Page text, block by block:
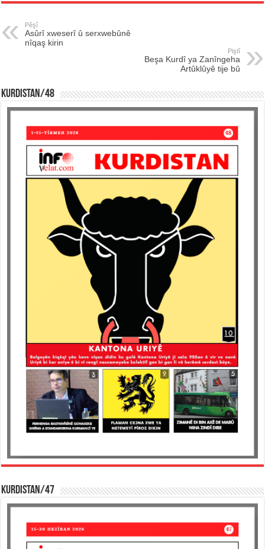
Pêşî
Asûrî xweserî û serxwebûnê
nîqaş kirin
Piştî
Beşa Kurdî ya Zanîngeha
Artûklûyê tije bû
KURDISTAN/48
KURDISTAN/47